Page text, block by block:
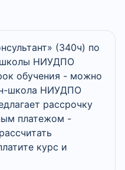
(340ч) по
школы НИУДПО
обучения - можно
школа НИУДПО
рассрочку
платежом -
курс и